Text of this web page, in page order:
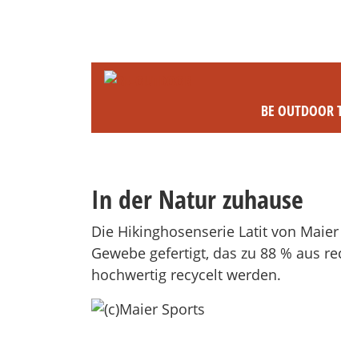
BE OUTDOOR
In der Natur zuhause
Die Hikinghosenserie Latit von
Gewebe gefertigt, das zu 88 % aus
hochwertig recycelt werden.